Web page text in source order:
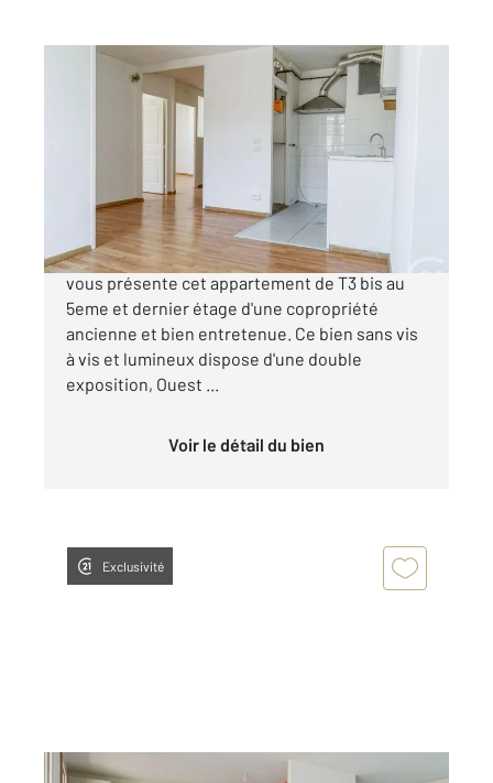
LYON 69007
, 3 pièces
Appartement F4 à vendre
225 000 €
LYON 7EME, Eglise Saint André Century 21
vous présente cet appartement de T3 bis au
5eme et dernier étage d'une copropriété
ancienne et bien entretenue. Ce bien sans vis
à vis et lumineux dispose d'une double
exposition, Ouest ...
Voir le détail du bien
Exclusivité